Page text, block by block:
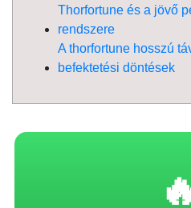
Thorfortune és a jövő
rendszere
A thorfortune hosszú
befektetési döntések